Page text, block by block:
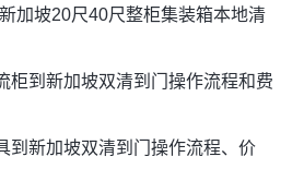
加坡20尺40尺整柜集装箱本地清
柜到新加坡双清到门操作流程和费
到新加坡双清到门操作流程、价